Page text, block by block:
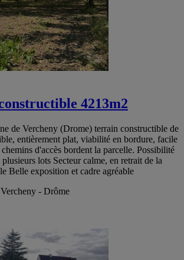
4213m2
de Vercheny (Drome) terrain constructible de
entièrement plat, viabilité en bordure, facile
chemins d'accès bordent la parcelle. Possibilité
lots Secteur calme, en retrait de la
Belle exposition et cadre agréable
- Drôme